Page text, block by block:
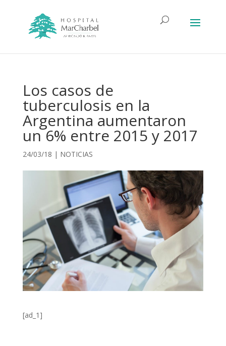
Los casos de
tuberculosis en la
Argentina aumentaron
un 6% entre 2015 y 2017
24/03/18 | NOTICIAS
[ad_1]